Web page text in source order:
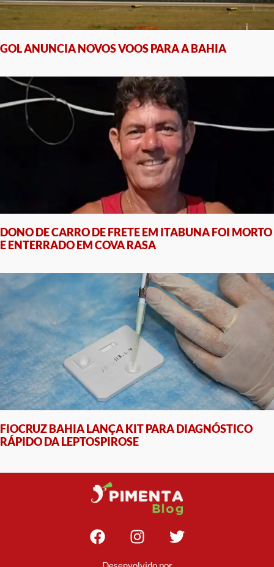
GOL ANUNCIA NOVOS VOOS PARA A BAHIA
DONO DE CARRO DE FRETE EM ITABUNA FOI MORTO
E ENTERRADO EM COVA RASA
FIOCRUZ BAHIA LANÇA KIT PARA DIAGNÓSTICO
RÁPIDO DA LEPTOSPIROSE